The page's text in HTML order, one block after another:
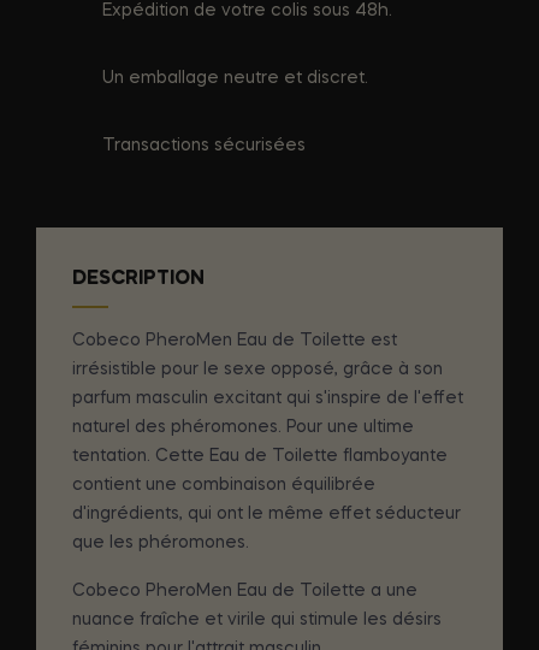
Expédition de votre colis sous 48h.
Un emballage neutre et discret.
Transactions sécurisées
DESCRIPTION
Cobeco PheroMen Eau de Toilette est
irrésistible pour le sexe opposé, grâce à son
parfum masculin excitant qui s'inspire de l'effet
naturel des phéromones. Pour une ultime
tentation. Cette Eau de Toilette flamboyante
contient une combinaison équilibrée
d'ingrédients, qui ont le même effet séducteur
que les phéromones.
Cobeco PheroMen Eau de Toilette a une
nuance fraîche et virile qui stimule les désirs